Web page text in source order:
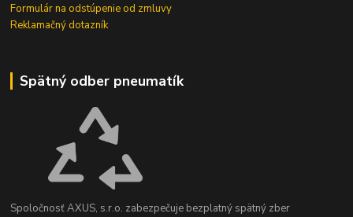
Formulár na odstúpenie od zmluvy
Reklamačný dotazník
Spätný odber pneumatík
Spoločnosť AXUS, s.r.o. zabezpečuje bezplatný spätný zber